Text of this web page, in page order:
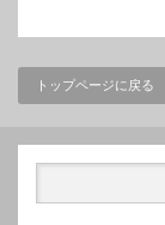
トップページに戻る